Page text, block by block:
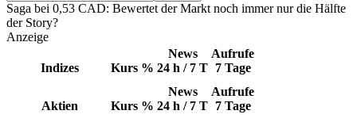
Saga bei 0,53 CAD: Bewertet der Markt noch immer nur die Hälfte
der Story?
Anzeige
Indizes Kurs %
News
24 h / 7 T
Aufrufe
7 Tage
Aktien Kurs %
News
24 h / 7 T
Aufrufe
7 Tage